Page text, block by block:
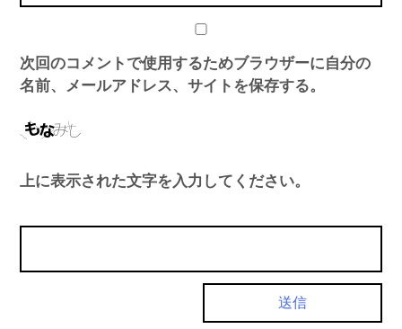
次回のコメントで使用するためブラウザーに自分の
名前、メールアドレス、サイトを保存する。
上に表示された文字を入力してください。